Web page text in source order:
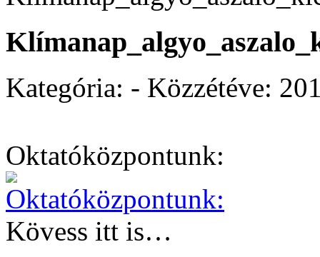
Kategória: - Közzétéve:
Oktatóközpontunk:
Kövess itt is…